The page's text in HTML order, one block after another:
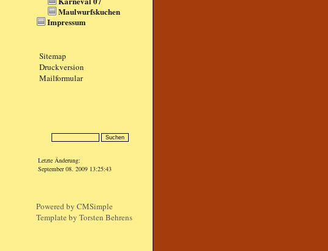
Maulwurfskuchen
Impressum
Sitemap
Druckversion
Mailformular
Letzte Änderung:
September 08. 2009 13:25:43
Powered by CMSimple
Template by Torsten Behrens